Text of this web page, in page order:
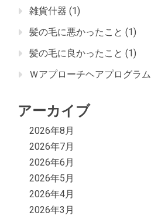
雑貨什器 (1)
髪の毛に悪かったこと (1)
髪の毛に良かったこと (1)
Ｗアプローチヘアプログラム
アーカイブ
2026年8月
2026年7月
2026年6月
2026年5月
2026年4月
2026年3月